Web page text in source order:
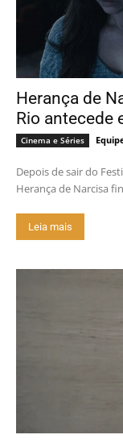
Herança de
Rio antecede
Cinema e Séries
Depois de sair do
Herança de Narcisa
Leia mais